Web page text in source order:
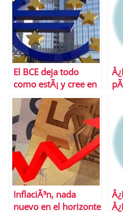
El BCE deja todo
como estÃ¡ y cree en
Grecia
InflaciÃ³n, nada
nuevo en el horizonte